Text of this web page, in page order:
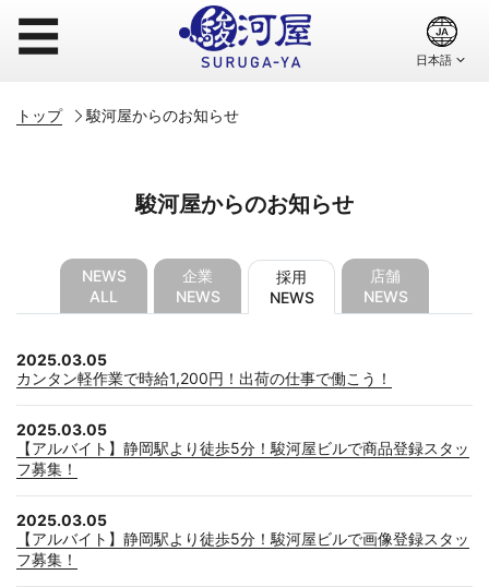
☰
トップ 駿河屋からのお知らせ
駿河屋からのお知らせ
NEWS
ALL
企業
NEWS
採用
NEWS
店舗
NEWS
2025.03.05
カンタン軽作業で時給1,200円！出荷の仕事で働こう！
2025.03.05
【アルバイト】静岡駅より徒歩5分！駿河屋ビルで商品登録スタッ
フ募集！
2025.03.05
【アルバイト】静岡駅より徒歩5分！駿河屋ビルで画像登録スタッ
フ募集！